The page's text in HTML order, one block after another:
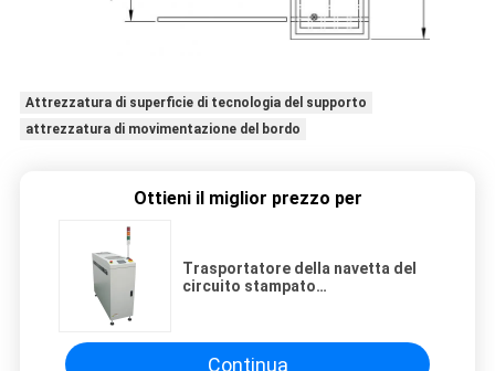
Attrezzatura di superficie di tecnologia del supporto
attrezzatura di movimentazione del bordo
Ottieni il miglior prezzo per
Trasportatore della navetta del
circuito stampato
touch screen
Continua